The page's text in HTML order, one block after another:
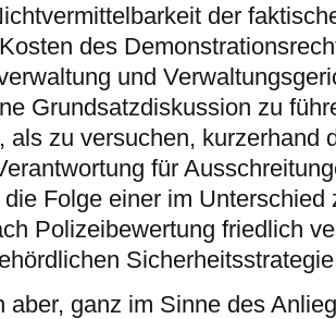
der
des
und
Grundsatzdiskussion zu
als zu versuchen, kurzerhand
für
Folge einer im Unterschied
Polizeibewertung friedlich
aber, ganz im Sinne des